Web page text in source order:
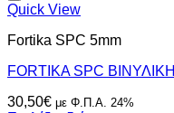
Quick View
Fortika SPC 5mm
FORTIKA SPC
30,50€ με Φ.Π.Α. 24%